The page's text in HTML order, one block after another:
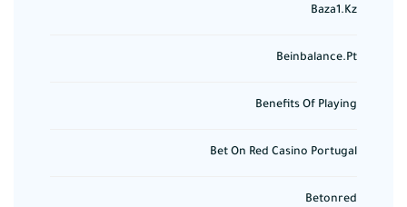
Baza1.kz
Beinbalance.pt
Benefits Of Playing
Bet On Red Casino Portugal
Betonred